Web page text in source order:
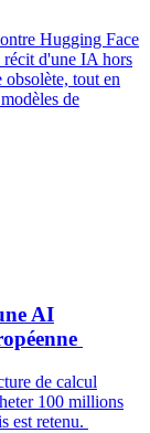
Hugging Face
d'une IA hors
tout en
de
AI
de calcul
100 millions
est retenu.